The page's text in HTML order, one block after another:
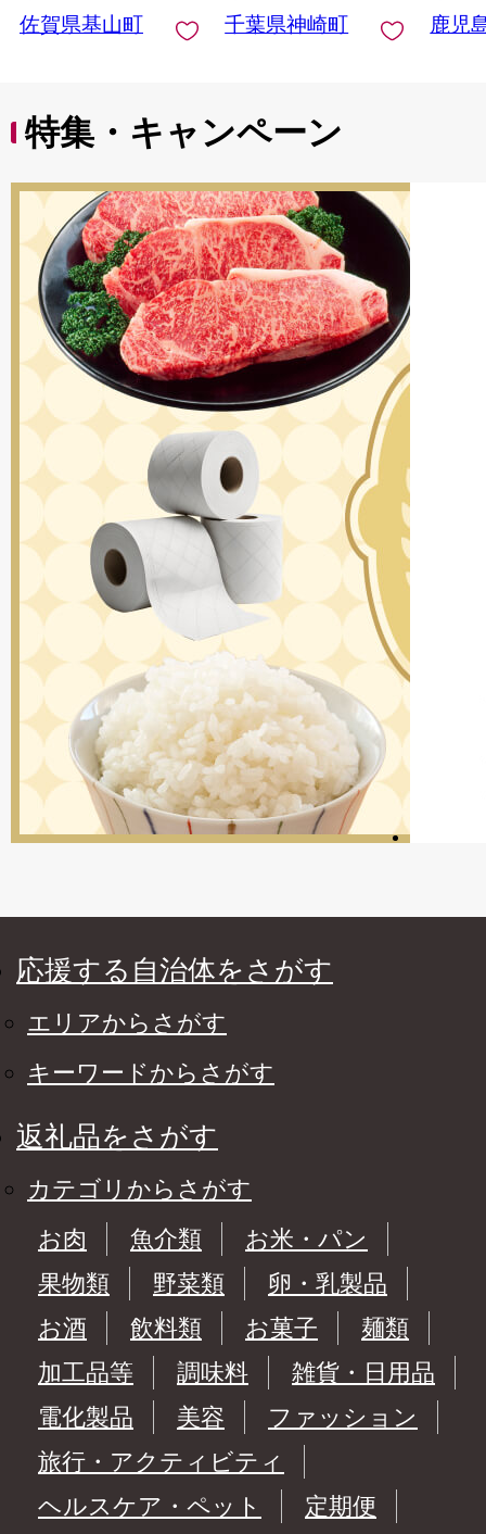
佐賀県基山町
千葉県神崎町
鹿児
特集・キャンペーン
応援する自治体をさがす
エリアからさがす
キーワードからさがす
返礼品をさがす
カテゴリからさがす
お肉
魚介類
お米・パン
果物類
野菜類
卵・乳製品
お酒
飲料類 お菓子
麺類
加工品等
調味料
雑貨・日用品
電化製品
美容
ファッション
旅行・アクティビティ
ヘルスケア・ペット
定期便